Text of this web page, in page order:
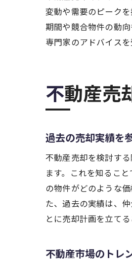
変動や需要のピーク
期間や競合物件の動
専門家のアドバイス
不動産
過去の売却実績を
不動産売却を検討す
ます。これを知るこ
の物件がどのような
た、過去の実績は、
とに売却計画を立てる
不動産市場のトレ